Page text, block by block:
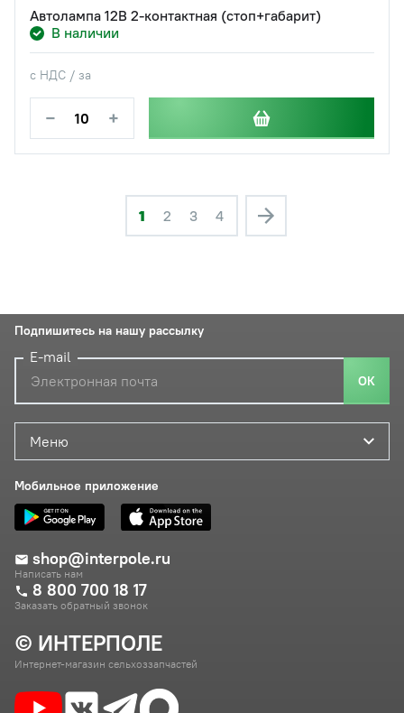
Автолампа 12В 2-контактная (стоп+габарит)
В наличии
с НДС / за
− +
1 2 3 4
© ИНТЕРПОЛЕ
Интернет-магазин сельхоззапчастей
Меню
Мобильное приложение
shop@interpole.ru
Написать нам
8 800 700 18 17
Заказать обратный звонок
Подпишитесь на нашу рассылку
E-mail
ОК